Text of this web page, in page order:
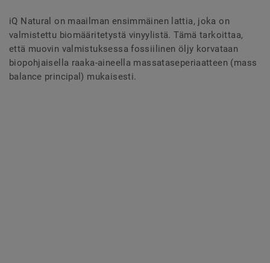
iQ Natural on maailman ensimmäinen lattia, joka on
valmistettu biomääritetystä vinyylistä. Tämä tarkoittaa,
että muovin valmistuksessa fossiilinen öljy korvataan
biopohjaisella raaka-aineella massataseperiaatteen (mass
balance principal) mukaisesti.